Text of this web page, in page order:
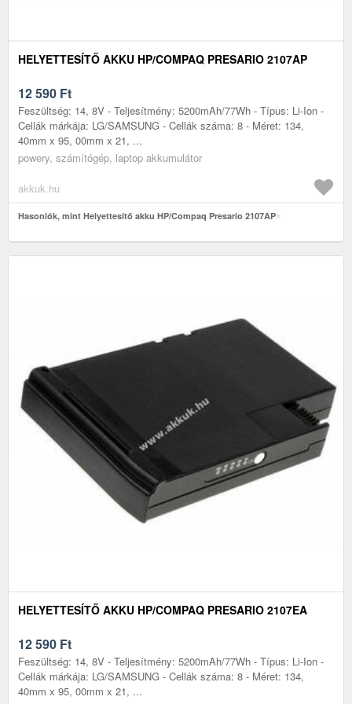
HELYETTESÍTŐ AKKU HP/COMPAQ PRESARIO 2107AP
12 590 Ft
Feszültség: 14, 8V - Teljesítmény: 5200mAh/77Wh - Típus: Li-Ion -
Cellák márkája: LG/SAMSUNG - Cellák száma: 8 - Méret: 134,
40mm x 95, 00mm x 21, ...
powery, számítógép, laptop akkumulátor
akkuk.hu
Hasonlók, mint Helyettesítő akku HP/Compaq Presario 2107AP
HELYETTESÍTŐ AKKU HP/COMPAQ PRESARIO 2107EA
12 590 Ft
Feszültség: 14, 8V - Teljesítmény: 5200mAh/77Wh - Típus: Li-Ion -
Cellák márkája: LG/SAMSUNG - Cellák száma: 8 - Méret: 134,
40mm x 95, 00mm x 21, ...